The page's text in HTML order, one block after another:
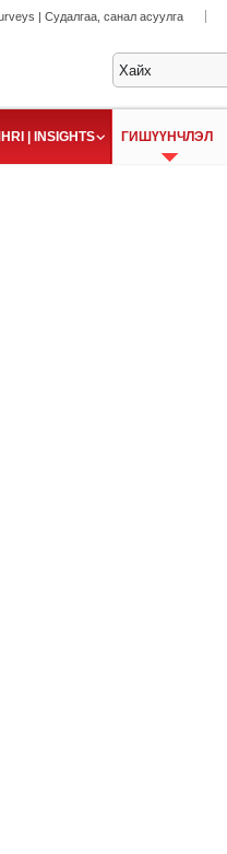
| Судалгаа, санал асуулга
| INSIGHTS ГИШҮҮНЧЛЭЛ